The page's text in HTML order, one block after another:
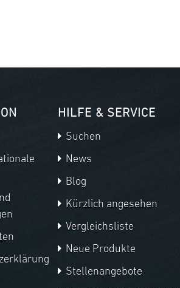
HILFE & SERVICE
Suchen
News
Blog
Kürzlich angesehen
Vergleichsliste
Neue Produkte
Stellenangebote